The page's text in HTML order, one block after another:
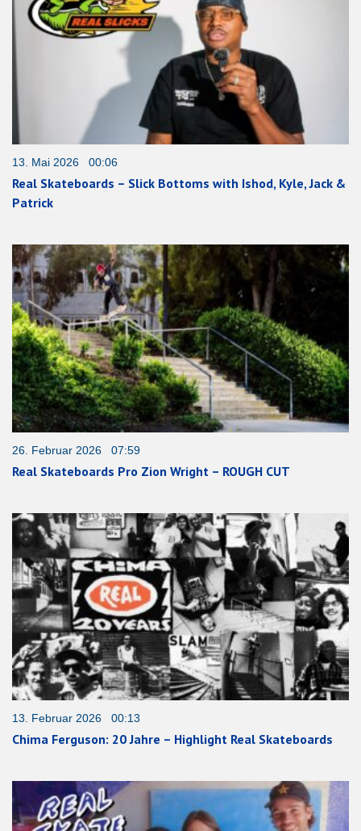
13. Mai 2026 00:06
Real Skateboards – Slick Bottoms with Ishod, Kyle, Jack &
Patrick
26. Februar 2026 07:59
Real Skateboards Pro Zion Wright – ROUGH CUT
13. Februar 2026 00:13
Chima Ferguson: 20 Jahre – Highlight Real Skateboards